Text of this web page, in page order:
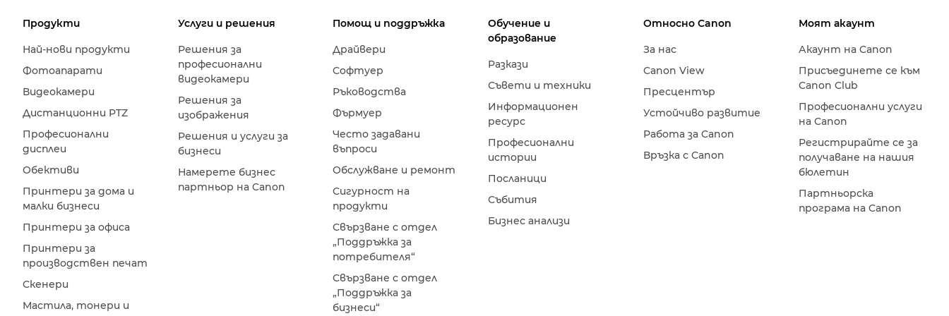
Продукти
Най-нови продукти
Фотоапарати
Видеокамери
Дистанционни PTZ
Професионални
дисплеи
Обективи
Принтери за дома и
малки бизнеси
Принтери за офиса
Принтери за
производствен печат
Скенери
Мастила, тонери и
Услуги и решения
Решения за
професионални
видеокамери
Решения за
изображения
Решения и услуги за
бизнеси
Намерете бизнес
партньор на Canon
Помощ и поддръжка
Драйвери
Софтуер
Ръководства
Фърмуер
Често задавани
въпроси
Обслужване и ремонт
Сигурност на
продукти
Свързване с отдел
„Поддръжка за
потребителя“
Свързване с отдел
„Поддръжка за
бизнеси“
Обучение и
образование
Разкази
Съвети и техники
Информационен
ресурс
Професионални
истории
Посланици
Събития
Бизнес анализи
Относно Canon
За нас
Canon View
Пресцентър
Устойчиво развитие
Работа за Canon
Връзка с Canon
Моят акаунт
Акаунт на Canon
Присъединете се към
Canon Club
Професионални услуги
на Canon
Регистрирайте се за
получаване на нашия
бюлетин
Партньорска
програма на Canon